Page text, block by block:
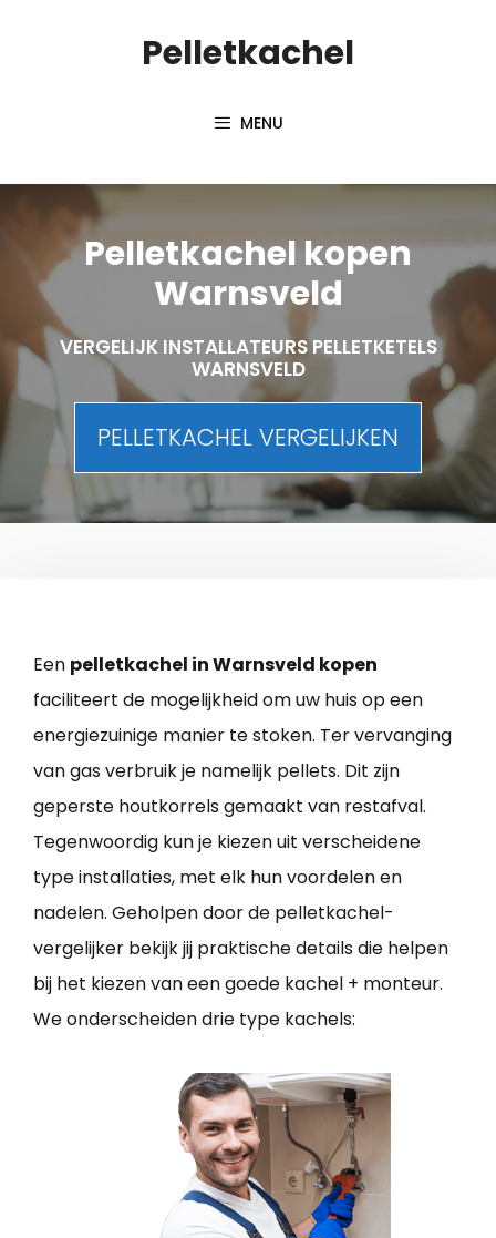
Pelletkachel
MENU
Pelletkachel kopen
Warnsveld
VERGELIJK INSTALLATEURS PELLETKETELS
WARNSVELD
PELLETKACHEL VERGELIJKEN
Een pelletkachel in Warnsveld kopen
faciliteert de mogelijkheid om uw huis op een
energiezuinige manier te stoken. Ter vervanging
van gas verbruik je namelijk pellets. Dit zijn
geperste houtkorrels gemaakt van restafval.
Tegenwoordig kun je kiezen uit verscheidene
type installaties, met elk hun voordelen en
nadelen. Geholpen door de pelletkachel-
vergelijker bekijk jij praktische details die helpen
bij het kiezen van een goede kachel + monteur.
We onderscheiden drie type kachels: